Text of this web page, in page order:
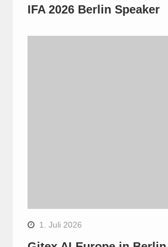
IFA 2026 Berlin Speaker
1. Juli 2026